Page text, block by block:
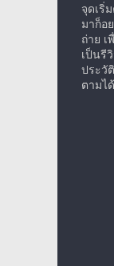
จุดเริ่
มาก็อ
ถ่าย เ
เป็นรี
ประวั
ตามไ